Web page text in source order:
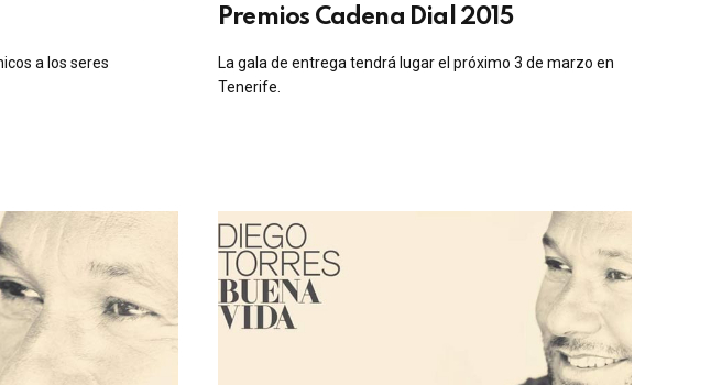
a los seres
Premios Cadena Dial 2015
La gala de entrega tendrá lugar el próximo 3 de marzo en
Tenerife.